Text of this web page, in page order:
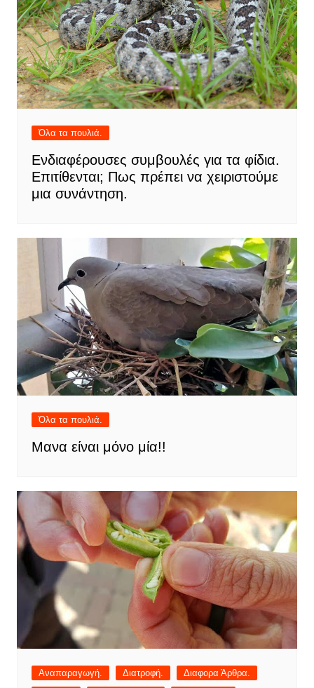
Όλα τα πουλιά.
Ενδιαφέρουσες συμβουλές για τα φίδια.
Επιτίθενται; Πως πρέπει να χειριστούμε
μια συνάντηση.
Όλα τα πουλιά.
Μανα είναι μόνο μία!!
Αναπαραγωγή. Διατροφή.
Διαφορα Άρθρα.